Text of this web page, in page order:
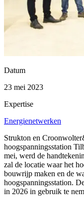
Datum
23 mei 2023
Expertise
Energienetwerken
Strukton en
hoogspanningsstation
mei, werd de
zal de locatie waar het
bouwrijp maken en de
hoogspanningsstation.
in 2026 in gebruik te